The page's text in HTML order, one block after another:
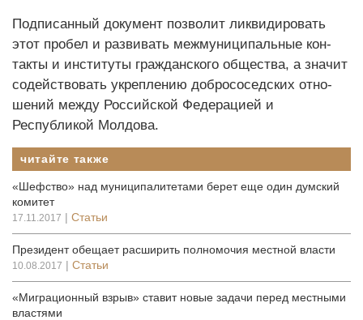
Подписанный документ позволит ликвидировать
этот пробел и раз­ви­вать межмуниципаль­ные кон­
такты и ин­сти­туты граж­дан­ско­го об­щес­тва, а значит
содействовать ук­репле­нию добрососедских от­но­
шений между Рос­сийской Федерацией и
Республикой Мол­до­ва.
читайте также
«Шефство» над муниципалитетами берет еще один думский
комитет
17.11.2017 | Статьи
Президент обещает расширить полномочия местной власти
10.08.2017 | Статьи
«Миграционный взрыв» ставит новые задачи перед местными
властями